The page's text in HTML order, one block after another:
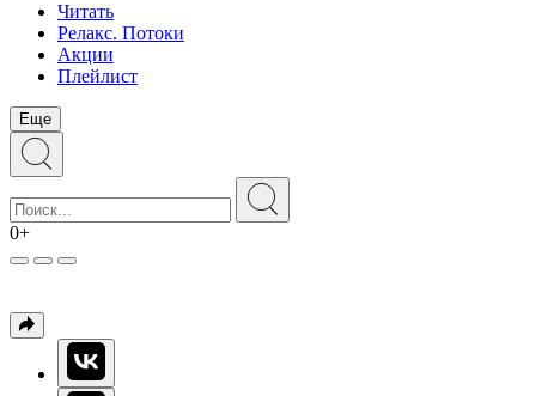
Читать
Релакс. Потоки
Акции
Плейлист
Еще
0+